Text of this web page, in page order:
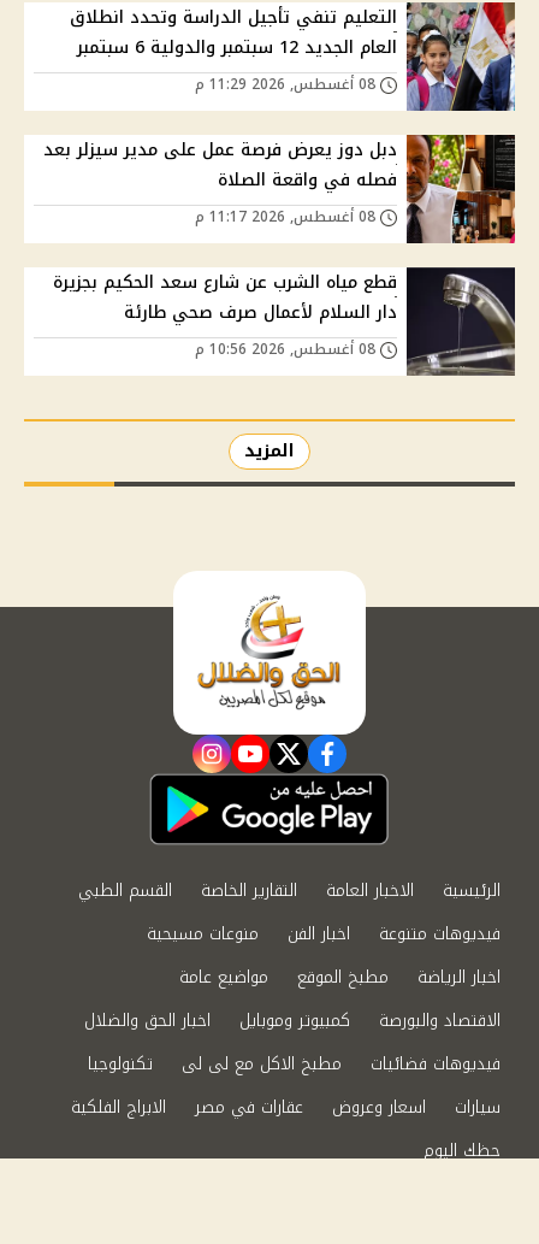
التعليم تنفي تأجيل الدراسة وتحدد انطلاق
العام الجديد 12 سبتمبر والدولية 6 سبتمبر
دبل دوز يعرض فرصة عمل على مدير سيزلر بعد
فصله في واقعة الصلاة
قطع مياه الشرب عن شارع سعد الحكيم بجزيرة
دار السلام لأعمال صرف صحي طارئة
المزيد
facebook
twitter
youtube
instagram
الرئيسية الاخبار العامة التقارير الخاصة
القسم الطبي
فيديوهات متنوعة
اخبار الفن
منوعات مسيحية
اخبار الرياضة
مطبخ الموقع
مواضيع عامة
الاقتصاد والبورصة
كمبيوتر وموبايل
اخبار الحق والضلال
فيديوهات فضائيات
مطبخ الاكل مع لى لى
تكنولوجيا
سيارات
اسعار وعروض عقارات في مصر
الابراج الفلكية
حظك اليوم